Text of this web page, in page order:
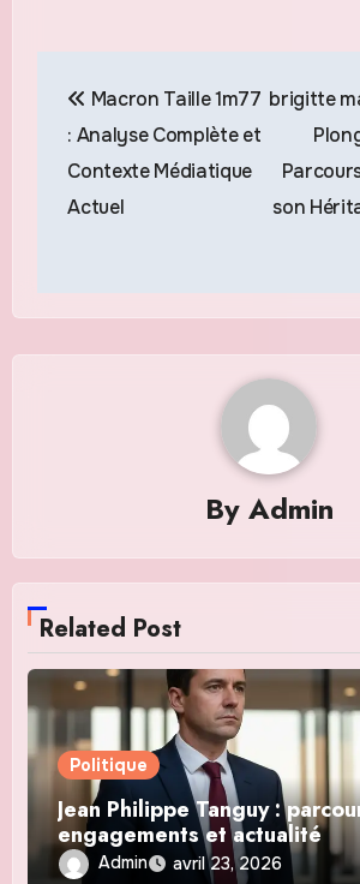
de
l’article
Macron Taille 1m77
: Analyse Complète et
Contexte Médiatique
Actuel
brigitte
son
By Admin
Related Post
Politique
Jean Philippe Tanguy :
engagements et actualité
Admin avril 23, 2026